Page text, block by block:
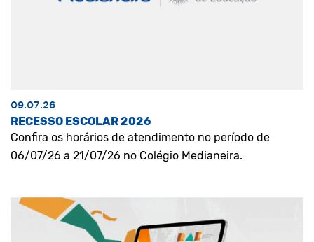
09.07.26
RECESSO ESCOLAR 2026
Confira os horários de atendimento no período de
06/07/26 a 21/07/26 no Colégio Medianeira.